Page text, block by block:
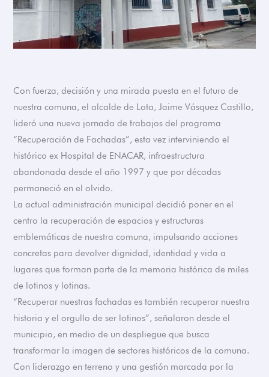
Con fuerza, decisión y una mirada puesta en el futuro de
nuestra comuna, el alcalde de Lota, Jaime Vásquez Castillo,
lideró una nueva jornada de trabajos del programa
“Recuperación de Fachadas”, esta vez interviniendo el
histórico ex Hospital de ENACAR, infraestructura
abandonada desde el año 1997 y que por décadas
permaneció en el olvido.
La actual administración municipal decidió poner en el
centro la recuperación de espacios y estructuras
emblemáticas de nuestra comuna, impulsando acciones
concretas para devolver dignidad, identidad y vida a
lugares que forman parte de la memoria histórica de miles
de lotinos y lotinas.
“Recuperar nuestras fachadas es también recuperar nuestra
historia y el orgullo de ser lotinos”, señalaron desde el
municipio, en medio de un despliegue que busca
transformar la imagen de sectores históricos de la comuna.
Con liderazgo en terreno y una gestión marcada por la